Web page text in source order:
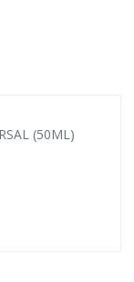
(50ML)